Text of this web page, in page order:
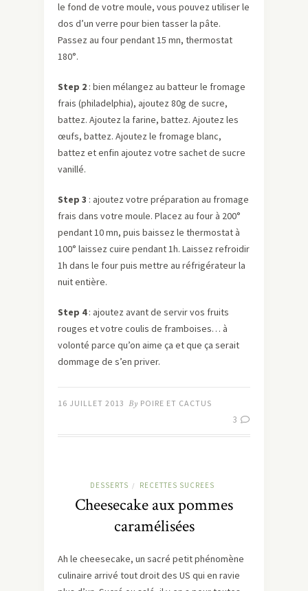
le fond de votre moule, vous pouvez utiliser le
dos d’un verre pour bien tasser la pâte.
Passez au four pendant 15 mn, thermostat
180°.
Step 2 : bien mélangez au batteur le fromage
frais (philadelphia), ajoutez 80g de sucre,
battez. Ajoutez la farine, battez. Ajoutez les
œufs, battez. Ajoutez le fromage blanc,
battez et enfin ajoutez votre sachet de sucre
vanillé.
Step 3 : ajoutez votre préparation au fromage
frais dans votre moule. Placez au four à 200°
pendant 10 mn, puis baissez le thermostat à
100° laissez cuire pendant 1h. Laissez refroidir
1h dans le four puis mettre au réfrigérateur la
nuit entière.
Step 4: ajoutez avant de servir vos fruits
rouges et votre coulis de framboises… à
volonté parce qu’on aime ça et que ça serait
dommage de s’en priver.
16 JUILLET 2013 By POIRE ET CACTUS
3
DESSERTS / RECETTES SUCREES
Cheesecake aux pommes
caramélisées
Ah le cheesecake, un sacré petit phénomène
culinaire arrivé tout droit des US qui en ravie